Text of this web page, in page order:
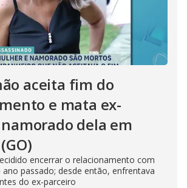
aceita fim do
e mata ex-
dela em
encerrar o relacionamento com
passado; desde então, enfrentava
do ex-parceiro